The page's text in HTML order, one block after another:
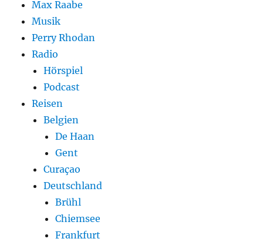
Max Raabe
Musik
Perry Rhodan
Radio
Hörspiel
Podcast
Reisen
Belgien
De Haan
Gent
Curaçao
Deutschland
Brühl
Chiemsee
Frankfurt